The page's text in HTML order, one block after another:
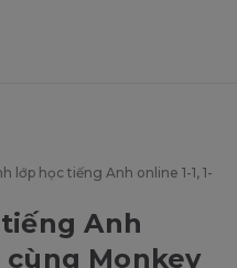
lớp học tiếng Anh online 1-1, 1-
Anh
cùng Monkey